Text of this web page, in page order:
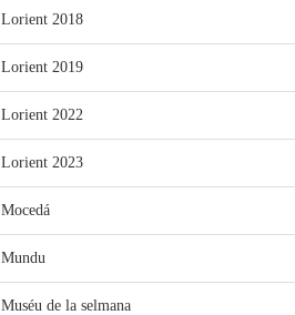
Lorient 2018
Lorient 2019
Lorient 2022
Lorient 2023
Mocedá
Mundu
Muséu de la selmana